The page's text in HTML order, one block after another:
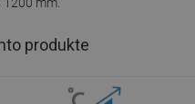
produkte